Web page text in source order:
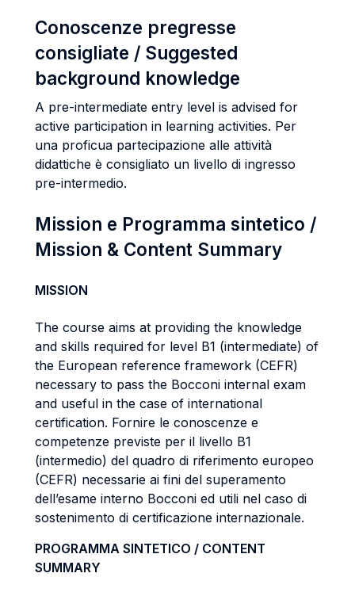
Conoscenze pregresse
consigliate / Suggested
background knowledge
A pre-intermediate entry level is advised for
active participation in learning activities. Per
una proficua partecipazione alle attività
didattiche è consigliato un livello di ingresso
pre-intermedio.
Mission e Programma sintetico /
Mission & Content Summary
MISSION
The course aims at providing the knowledge
and skills required for level B1 (intermediate) of
the European reference framework (CEFR)
necessary to pass the Bocconi internal exam
and useful in the case of international
certification. Fornire le conoscenze e
competenze previste per il livello B1
(intermedio) del quadro di riferimento europeo
(CEFR) necessarie ai fini del superamento
dell’esame interno Bocconi ed utili nel caso di
sostenimento di certificazione internazionale.
PROGRAMMA SINTETICO / CONTENT
SUMMARY